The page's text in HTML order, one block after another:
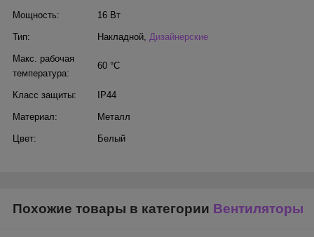
Мощность: 16 Вт
Тип: Накладной, Дизайнерские
Макс. рабочая
температура:
60 °С
Класс защиты: IP44
Материал: Металл
Цвет: Белый
Похожие товары в категории Вентиляторы